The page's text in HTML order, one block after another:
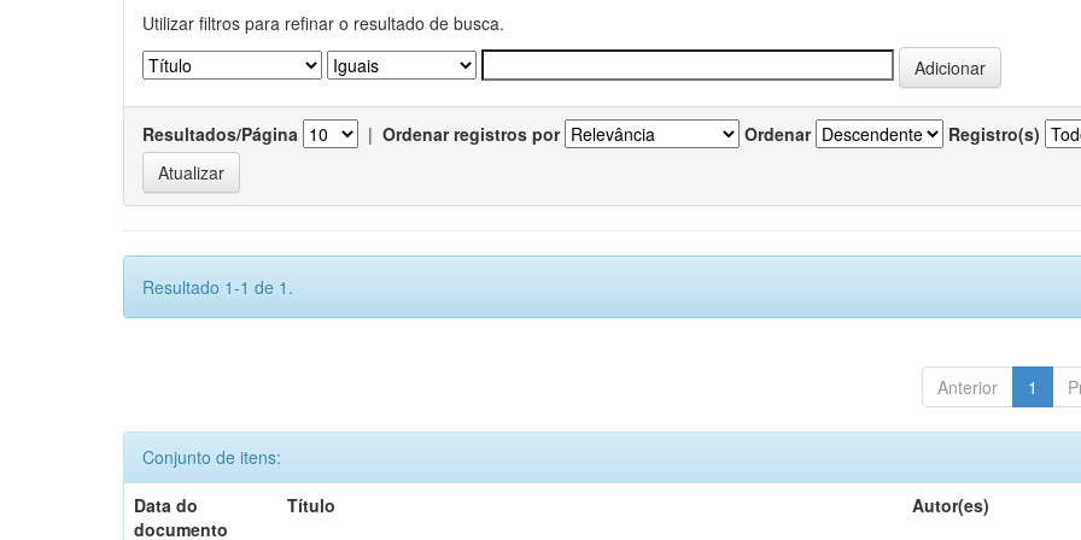
Utilizar filtros para refinar o resultado de busca.
Resultados/Página | Ordenar registros por Ordenar Registro(s)
Resultado 1-1 de 1.
Anterior 1
Conjunto de itens:
Data do
documento
Título Autor(es)